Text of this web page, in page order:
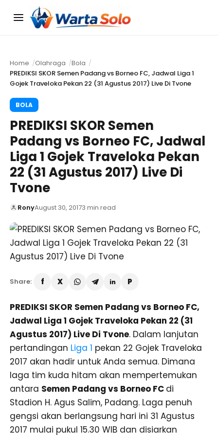
Menu
Home Olahraga
Bola
PREDIKSI SKOR Semen Padang vs Borneo FC, Jadwal Liga 1
Gojek Traveloka Pekan 22 (31 Agustus 2017) Live Di Tvone
BOLA
PREDIKSI SKOR Semen
Padang vs Borneo FC, Jadwal
Liga 1 Gojek Traveloka Pekan
22 (31 Agustus 2017) Live Di
Tvone
RonyAugust 30, 20173 min read
Share:
PREDIKSI SKOR Semen Padang vs Borneo FC,
Jadwal Liga 1 Gojek Traveloka Pekan 22 (31
Agustus 2017) Live Di Tvone. Dalam lanjutan
pertandingan Liga 1 pekan 22 Gojek Traveloka
2017 akan hadir untuk Anda semua. Dimana
laga tim kuda hitam akan mempertemukan
antara Semen Padang vs Borneo FC di
Stadion H. Agus Salim, Padang. Laga penuh
gengsi akan berlangsung hari ini 31 Agustus
2017 mulai pukul 15.30 WIB dan disiarkan